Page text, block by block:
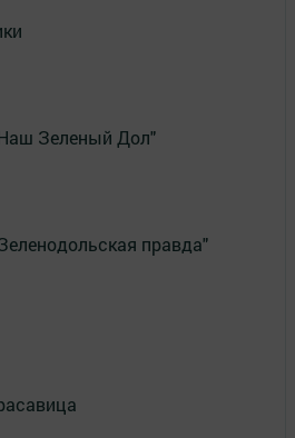
Зеленый Дол"
правда"